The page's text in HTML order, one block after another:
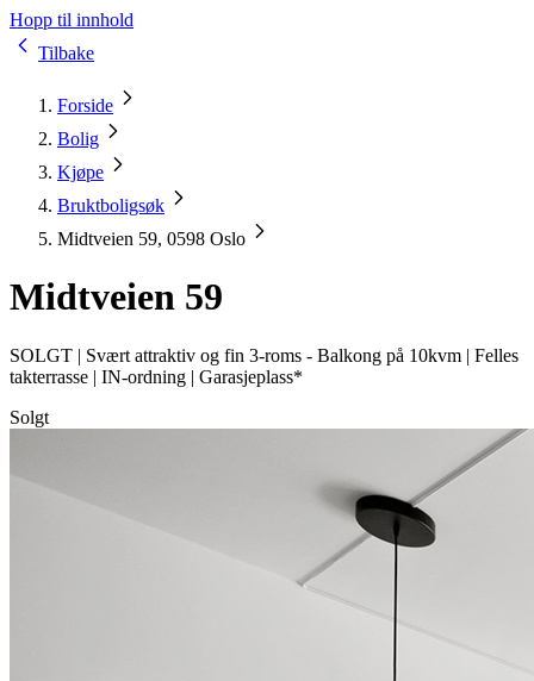
Hopp til innhold
Tilbake
Forside
Bolig
Kjøpe
Bruktboligsøk
Midtveien 59, 0598 Oslo
Midtveien 59
SOLGT | Svært attraktiv og fin 3-roms - Balkong på 10kvm | Felles
takterrasse | IN-ordning | Garasjeplass*
Solgt